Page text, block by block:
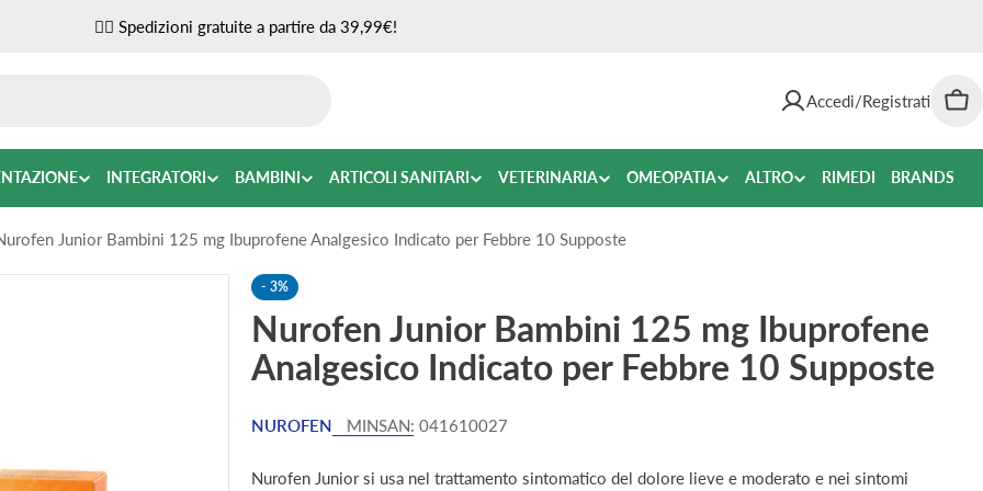
✌🏼 Spedizioni gratuite a partire da 39,99€!
Accedi/Registrati
INTEGRATORI BAMBINI ARTICOLI SANITARI VETERINARIA OMEOPATIA ALTRO RIMEDI BRANDS
Junior Bambini 125 mg Ibuprofene Analgesico Indicato per Febbre 10 Supposte
- 3%
Nurofen Junior Bambini 125 mg Ibuprofene
Analgesico Indicato per Febbre 10 Supposte
NUROFEN MINSAN: 041610027
Nurofen Junior si usa nel trattamento sintomatico del dolore lieve e moderato e nei sintomi